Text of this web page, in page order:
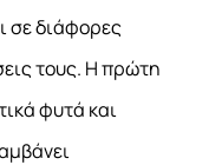
σε διάφορες
τους. Η πρώτη
φυτά και